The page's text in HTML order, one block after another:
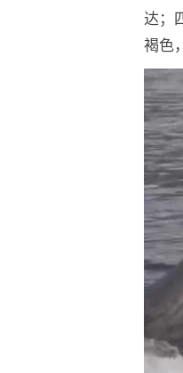
达；
褐色